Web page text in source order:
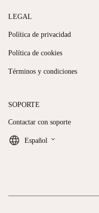
LEGAL
Política de privacidad
Política de cookies
Términos y condiciones
SOPORTE
Contactar con soporte
Español keyboard_arrow_down